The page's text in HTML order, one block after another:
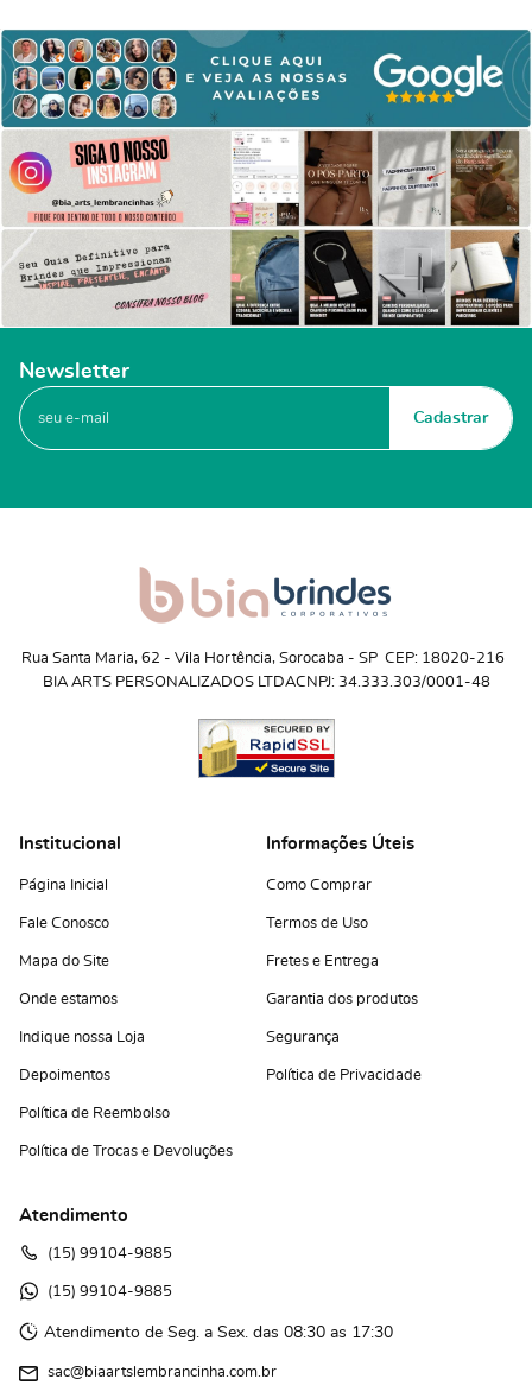
Newsletter
Cadastrar
Rua Santa Maria, 62 - Vila Hortência, Sorocaba - SP CEP: 18020-216
BIA ARTS PERSONALIZADOS LTDACNPJ: 34.333.303/0001-48
Institucional
Página Inicial
Fale Conosco
Mapa do Site
Onde estamos
Indique nossa Loja
Depoimentos
Política de Reembolso
Política de Trocas e Devoluções
Informações Úteis
Como Comprar
Termos de Uso
Fretes e Entrega
Garantia dos produtos
Segurança
Política de Privacidade
Atendimento
(15) 99104-9885
(15) 99104-9885
Atendimento de Seg. a Sex. das 08:30 as 17:30
sac@biaartslembrancinha.com.br